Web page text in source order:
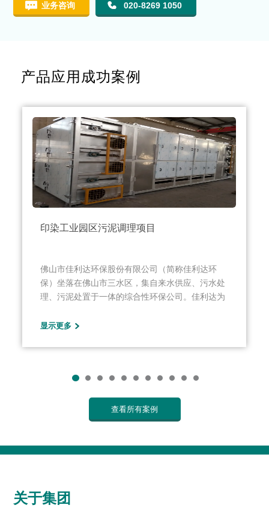
业务咨询 020-8269 1050
产品应用成功案例
印染工业园区污泥调理项目
佛山市佳利达环保股份有限公司（简称佳利达环
保）坐落在佛山市三水区，集自来水供应、污水处
理、污泥处置于一体的综合性环保公司。佳利达为
主要经营梳织布等高档织物面料的织染及后整理加
电厂发电、电力销售；物业管理；环保技术研发及
显示更多
查看所有案例
关于集团